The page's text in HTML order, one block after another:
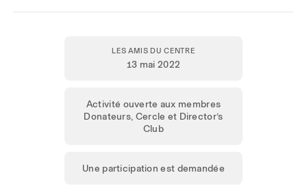
LES AMIS DU CENTRE
13 mai 2022
Activité ouverte aux membres
Donateurs, Cercle et Director’s
Club
Une participation est demandée